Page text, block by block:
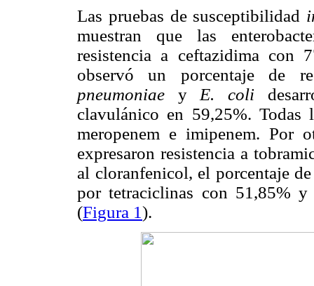
Las pruebas de susceptibilidad
muestran que las
resistencia a ceftazidima con
observó un porcentaje de
pneumoniae yE. coli
clavulánico en 59,25%. Todas
meropenem e imipenem. Por
expresaron resistencia a
al cloranfenicol, el porcentaje
por tetraciclinas con 51,85% y
(Figura 1).